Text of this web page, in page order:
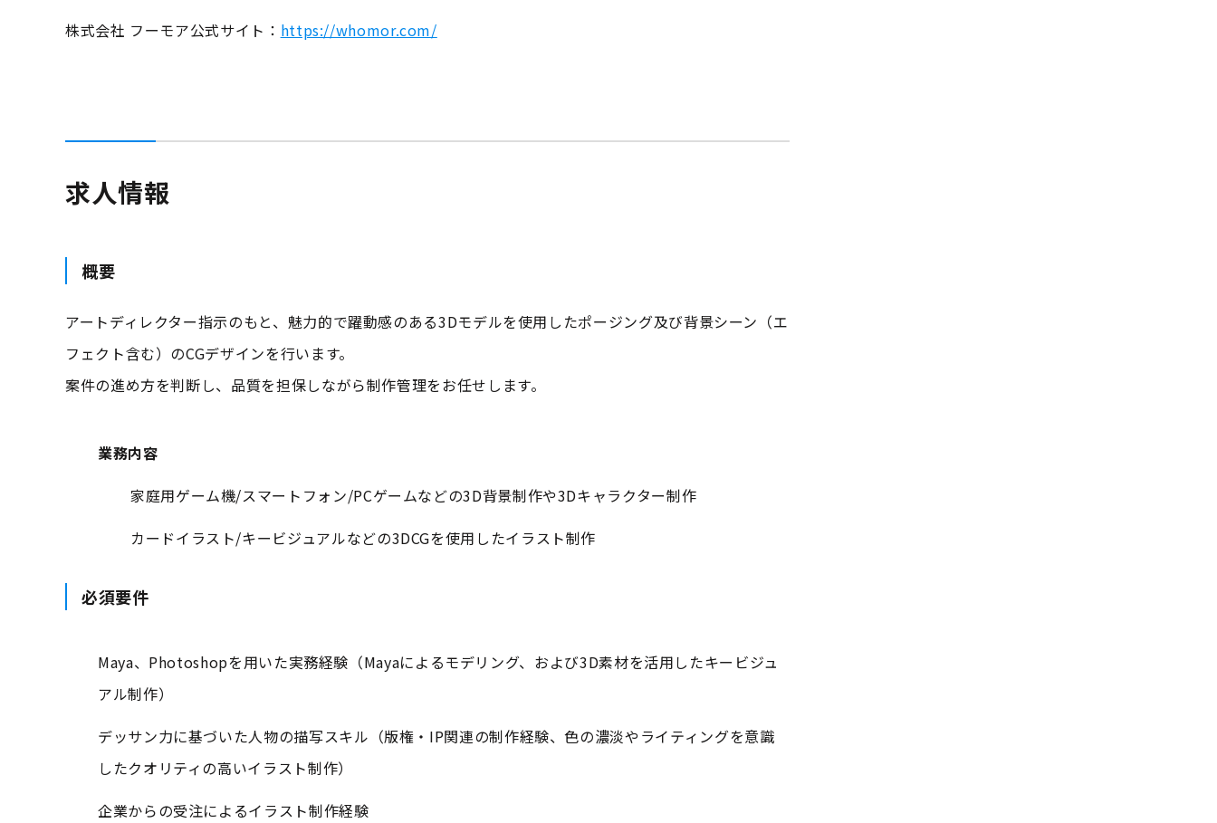
株式会社 フーモア公式サイト： https://whomor.com/
求人情報
概要
アートディレクター指示のもと、魅力的で躍動感のある3Dモデルを使用したポージング及び背景シーン（エ
フェクト含む）のCGデザインを行います。
案件の進め方を判断し、品質を担保しながら制作管理をお任せします。
業務内容
家庭用ゲーム機/スマートフォン/PCゲームなどの3D背景制作や3Dキャラクター制作
カードイラスト/キービジュアルなどの3DCGを使用したイラスト制作
必須要件
Maya、Photoshopを用いた実務経験（Mayaによるモデリング、および3D素材を活用したキービジュ
アル制作）
デッサン力に基づいた人物の描写スキル（版権・IP関連の制作経験、色の濃淡やライティングを意識
したクオリティの高いイラスト制作）
企業からの受注によるイラスト制作経験